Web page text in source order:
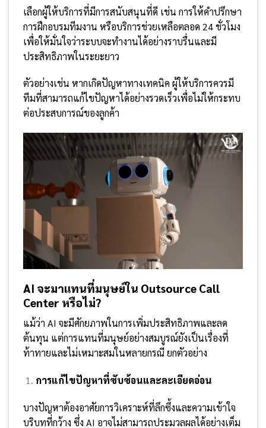
เลือกผู้ให้บริการที่มีการสนับสนุนที่ดี เช่น การให้คำปรึกษา
การฝึกอบรมทีมงาน หรือบริการช่วยเหลือตลอด 24 ชั่วโมง
เพื่อให้มั่นใจว่าระบบจะทำงานได้อย่างราบรื่นและมี
ประสิทธิภาพในระยะยาว
ตัวอย่างเช่น หากเกิดปัญหาทางเทคนิค ผู้ให้บริการควรมี
ทีมที่สามารถแก้ไขปัญหาได้อย่างรวดเร็วเพื่อไม่ให้กระทบ
ต่อประสบการณ์ของลูกค้า
AI จะมาแทนที่มนุษย์ใน Outsource Call
Center หรือไม่?
แม้ว่า AI จะมีศักยภาพในการเพิ่มประสิทธิภาพและลด
ต้นทุน แต่การแทนที่มนุษย์อย่างสมบูรณ์ยังเป็นเรื่องที่
ท้าทายและไม่เหมาะสมในหลายกรณี ยกตัวอย่าง
การแก้ไขปัญหาที่ซับซ้อนและละเอียดอ่อน
บางปัญหาต้องอาศัยการวิเคราะห์ที่ลึกซึ้งและความเข้าใจ
บริบทที่กว้าง ซึ่ง AI อาจไม่สามารถประมวลผลได้อย่างเต็ม